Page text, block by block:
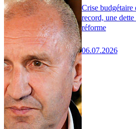
Crise budgétaire
record, une
réforme
06.07.2026